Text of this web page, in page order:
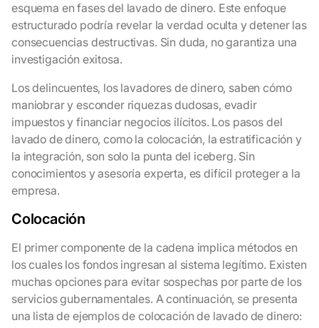
esquema en fases del lavado de dinero. Este enfoque
estructurado podría revelar la verdad oculta y detener las
consecuencias destructivas. Sin duda, no garantiza una
investigación exitosa.
Los delincuentes, los lavadores de dinero, saben cómo
maniobrar y esconder riquezas dudosas, evadir
impuestos y financiar negocios ilícitos. Los pasos del
lavado de dinero, como la colocación, la estratificación y
la integración, son solo la punta del iceberg. Sin
conocimientos y asesoría experta, es difícil proteger a la
empresa.
Colocación
El primer componente de la cadena implica métodos en
los cuales los fondos ingresan al sistema legítimo. Existen
muchas opciones para evitar sospechas por parte de los
servicios gubernamentales. A continuación, se presenta
una lista de ejemplos de colocación de lavado de dinero: